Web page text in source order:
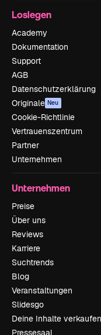
Loslegen
Academy
Dokumentation
Support
AGB
Datenschutzerklärung
Originale Neu
Cookie-Richtlinie
Vertrauenszentrum
Partner
Unternehmen
Unternehmen
Preise
Über uns
Reviews
Karriere
Suchtrends
Blog
Veranstaltungen
Slidesgo
Deine Inhalte verkaufen
Pressesaal